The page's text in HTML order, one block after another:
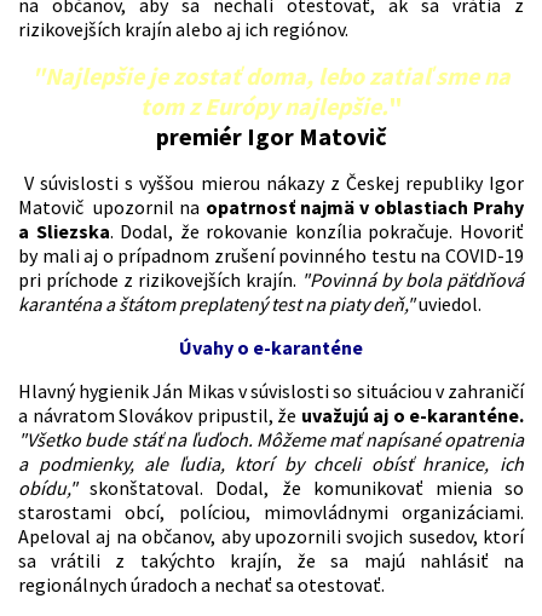
rizikovejších krajín alebo aj ich regiónov.
"Najlepšie je zostať doma, lebo zatiaľ sme na
tom z Európy najlepšie."
premiér Igor Matovič
V súvislosti s vyššou mierou nákazy z Českej republiky Igor
Matovič upozornil na opatrnosť najmä v oblastiach Prahy
a Sliezska. Dodal, že rokovanie konzília pokračuje. Hovoriť
by mali aj o prípadnom zrušení povinného testu na COVID-19
pri príchode z rizikovejších krajín. "Povinná by bola päťdňová
karanténa a štátom preplatený test na piaty deň,"uviedol.
Úvahy o e-karanténe
Hlavný hygienik Ján Mikas v súvislosti so situáciou v zahraničí
a návratom Slovákov pripustil, že uvažujú aj o e-karanténe.
"Všetko bude stáť na ľuďoch. Môžeme mať napísané opatrenia
a podmienky, ale ľudia, ktorí by chceli obísť hranice, ich
obídu,"skonštatoval. Dodal, že komunikovať mienia so
starostami obcí, políciou, mimovládnymi organizáciami.
Apeloval aj na občanov, aby upozornili svojich susedov, ktorí
sa vrátili z takýchto krajín, že sa majú nahlásiť na
regionálnych úradoch a nechať sa otestovať.